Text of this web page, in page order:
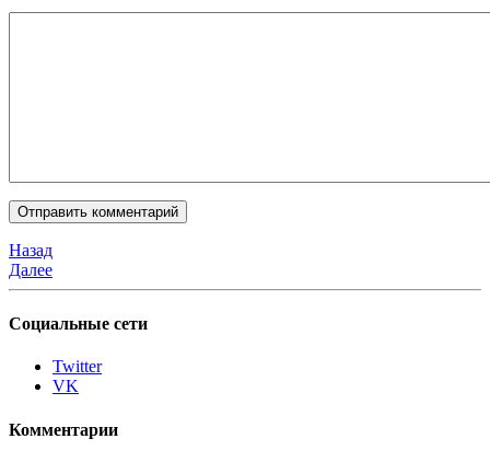
Назад
Далее
Социальные сети
Twitter
VK
Комментарии